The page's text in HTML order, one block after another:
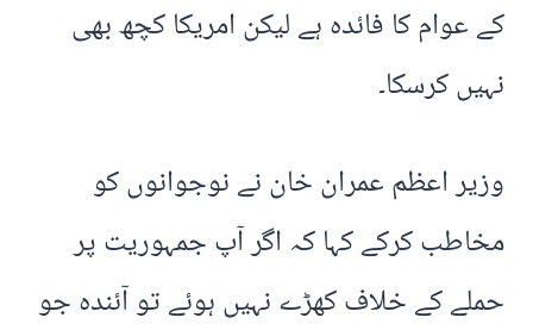
کے عوام کا فائدہ ہے لیکن امریکا کچھ بھی
نہیں کرسکا۔
وزیر اعظم عمران خان نے نوجوانوں کو
مخاطب کرکے کہا کہ اگر آپ جمہوریت پر
حملے کے خلاف کھڑے نہیں ہوئے تو آئندہ جو